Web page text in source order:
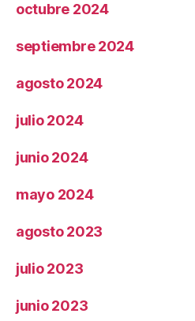
octubre 2024
septiembre 2024
agosto 2024
julio 2024
junio 2024
mayo 2024
agosto 2023
julio 2023
junio 2023